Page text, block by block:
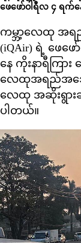
ဖေဖော်ဝါရီလ ၄ ရက်န
ကမ္ဘာ့လေထု အ
(iQAir) ရဲ့ ဖေဖ
နေ ကိုးနာရီကြာ
လေထုအရည်အသွေ
လေထု အဆိုးရွား
ပါတယ်။